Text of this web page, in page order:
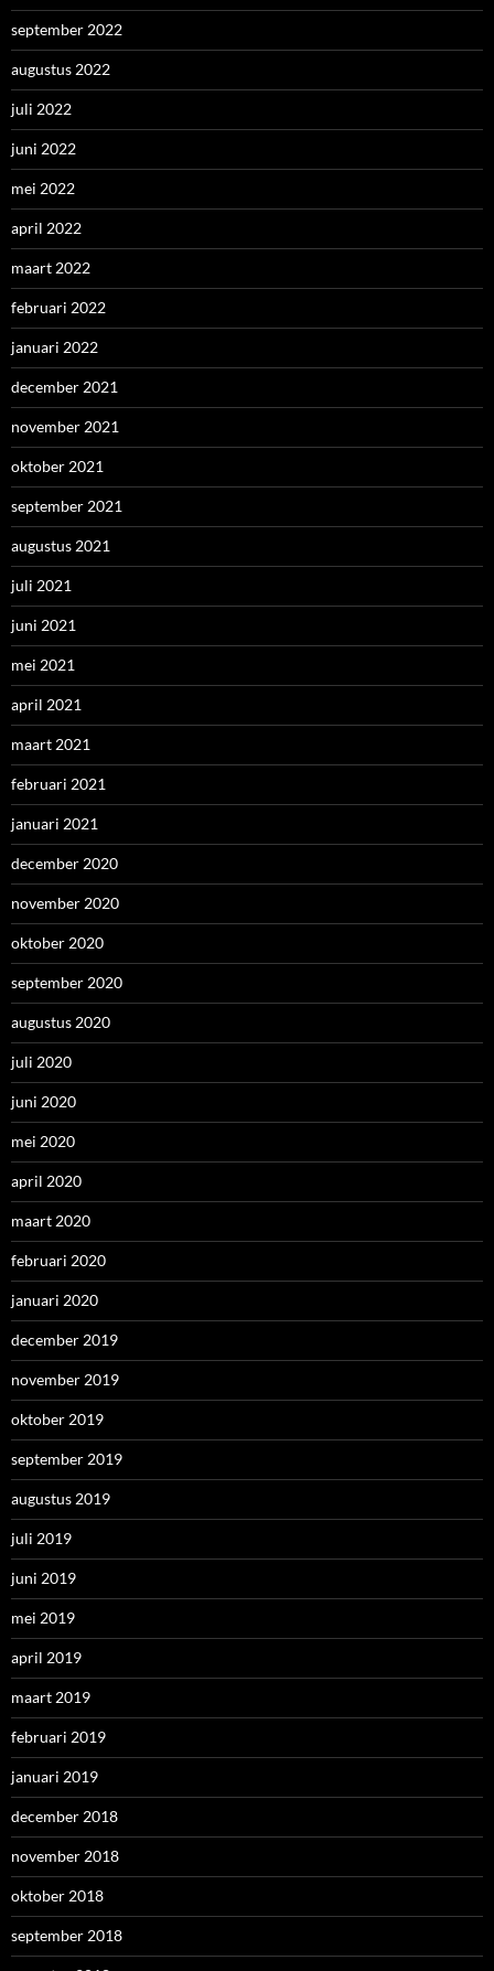
september 2022
augustus 2022
juli 2022
juni 2022
mei 2022
april 2022
maart 2022
februari 2022
januari 2022
december 2021
november 2021
oktober 2021
september 2021
augustus 2021
juli 2021
juni 2021
mei 2021
april 2021
maart 2021
februari 2021
januari 2021
december 2020
november 2020
oktober 2020
september 2020
augustus 2020
juli 2020
juni 2020
mei 2020
april 2020
maart 2020
februari 2020
januari 2020
december 2019
november 2019
oktober 2019
september 2019
augustus 2019
juli 2019
juni 2019
mei 2019
april 2019
maart 2019
februari 2019
januari 2019
december 2018
november 2018
oktober 2018
september 2018